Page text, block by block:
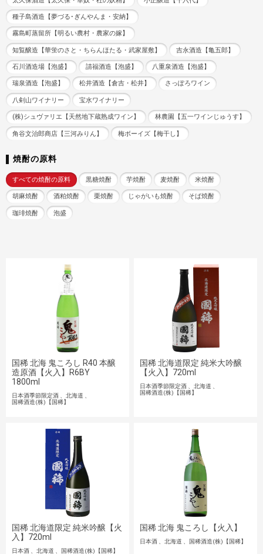
種子島酒造【夢づる･ぎんやんま・安納】
霧島町蒸留所【明るい農村・農家の嫁】
知覧醸造【華蛍のさと・ちらんほたる・武家屋敷】 吉永酒造【亀五郎】
石川酒造場【泡盛】 請福酒造【泡盛】 八重泉酒造【泡盛】
瑞泉酒造【泡盛】 松井酒造【倉吉・松井】 さっぽろワイン
八剣山ワイナリー 宝水ワイナリー
(株)シュヴァリエ【天然地下蔵熟成ワイン】 林農園【五一ワインじゅうす】
角谷文治郎商店【三河みりん】 梅ボーイズ【梅干し】
焼酎の原料
すべての焼酎の原料 黒糖焼酎 芋焼酎 麦焼酎 米焼酎
胡麻焼酎 酒粕焼酎 栗焼酎 じゃがいも焼酎 そば焼酎
珈琲焼酎 泡盛
国稀 北海 鬼ころし R40 本醸
造原酒【火入】R6BY
1800ml
日本酒季節限定酒
北海道
国稀酒造(株)【国稀】
国稀 北海道限定 純米大吟醸
【火入】720ml
日本酒季節限定酒
北海道
国稀酒造(株)【国稀】
国稀 北海道限定 純米吟醸【火
入】720ml
日本酒 北海道 国稀酒造(株)【国稀】
国稀 北海 鬼ころし【火入】
日本酒 北海道 国稀酒造(株)【国稀】